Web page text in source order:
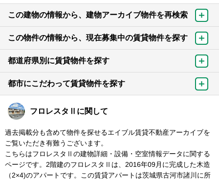
この建物の情報から、建物アーカイブ物件を再検索
この物件の情報から、現在募集中の賃貸物件を探す
都道府県別に賃貸物件を探す
都市にこだわって賃貸物件を探す
フロレスタⅡに関して
過去掲載分も含めて物件を探せるエイブル賃貸不動産アーカイブを
ご覧いただき有難うございます。
こちらはフロレスタⅡの建物詳細・設備・空室情報データに関する
ページです。2階建のフロレスタⅡは、2016年09月に完成した木造
（2×4)のアパートです。この賃貸アパートは茨城県古河市諸川に所